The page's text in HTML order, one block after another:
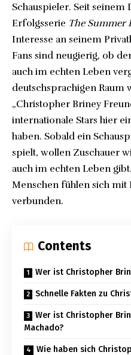
Schauspieler. Seit
Erfolgsserie The Summer
Interesse an seinem
Fans sind neugierig, ob
auch im echten Leben
deutschsprachigen Raum
„Christopher Briney
internationale Stars hier
haben. Sobald ein
spielt, wollen Zuschauer
auch im echten Leben
Menschen fühlen sich mit
verbunden.
Contents
Wer ist Christopher
Schnelle Fakten zu
Wer ist Christopher
Machado?
Wie haben sich